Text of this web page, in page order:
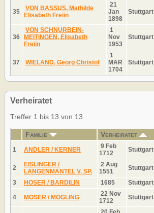
35
VON BASSUS, Mathilde
Elisabeth Freiin
21
Jan
1898
Stuttgart
36
VON SCHNURBEIN-
MEITINGEN, Elisabeth
Freiin
1
Nov
1953
Stuttgart
37 WIELAND, Georg Christof
1
MÄR
1704
Stuttgart
Verheiratet
Treffer 1 bis 13 von 13
Familie Verheiratet
1 ANDLER / KERNER
9 Feb
1712
Stuttgart
2
EISLINGER /
LANGENMANTEL V. SP.
2 Aug
1551
Stuttgart
3 HOSER / BARDILIN 1685 Stuttgart
4 MOSER / MÖGLING
22 Nov
1712
Stuttgart